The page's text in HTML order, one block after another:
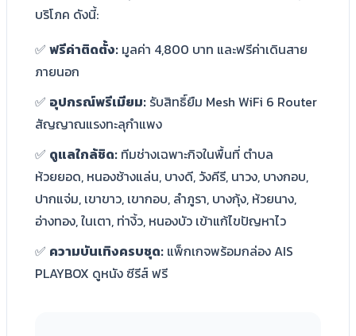
บริโภค ดังนี้:
✅ ฟรีค่าติดตั้ง: มูลค่า 4,800 บาท และฟรีค่าเดินสาย
ภายนอก
✅ อุปกรณ์พรีเมียม: รับสิทธิ์ยืม Mesh WiFi 6 Router
สัญญาณแรงทะลุกำแพง
✅ ดูแลใกล้ชิด: ทีมช่างเฉพาะกิจในพื้นที่ ตำบล
ห้วยยอด, หนองช้างแล่น, บางดี, วังคีรี, นาวง, บางกอบ,
ปากแจ่ม, เขาขาว, เขากอบ, ลำภูรา, บางกุ้ง, ห้วยนาง,
อ่างทอง, ในเตา, ท่างิ้ว, หนองบัว เข้าแก้ไขปัญหาไว
✅ ความบันเทิงครบชุด: แพ็กเกจพร้อมกล่อง AIS
PLAYBOX ดูหนัง ซีรีส์ ฟรี